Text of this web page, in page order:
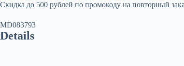
Скидка до 500 рублей по промокоду на повторный
MD083793
Details